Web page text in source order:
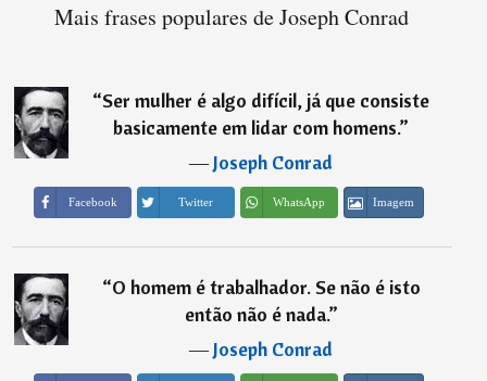
Mais frases populares de Joseph Conrad
“Ser mulher é algo difícil, já que consiste
basicamente em lidar com homens.”
―Joseph Conrad
Facebook Twitter WhatsApp Imagem
“O homem é trabalhador. Se não é isto
então não é nada.”
―Joseph Conrad